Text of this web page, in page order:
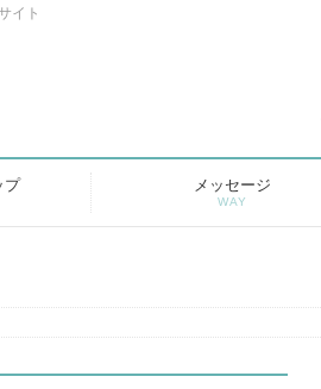
イト
プ メッセージ
WAY